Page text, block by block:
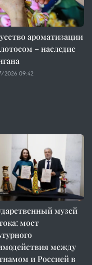
ароматизации
– наследие
2026 09:42
музей
мост
между
и Россией в